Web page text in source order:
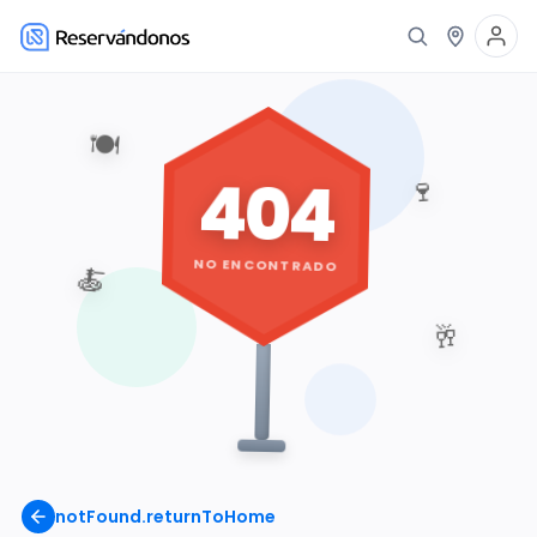
notFound.returnToHome
🍽️
🍷
🥂
🍝
404
NO ENCONTRADO